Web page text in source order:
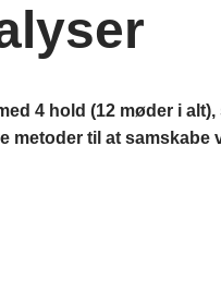
4 hold (12 møder i
metoder til at samskabe